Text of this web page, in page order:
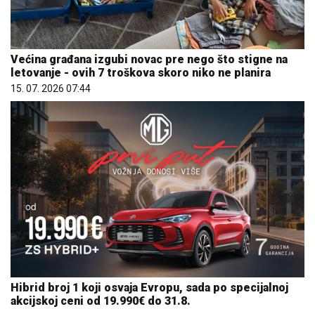
Većina građana izgubi novac pre nego što stigne na
letovanje - ovih 7 troškova skoro niko ne planira
15. 07. 2026 07:44
Hibrid broj 1 koji osvaja Evropu, sada po specijalnoj
akcijskoj ceni od 19.990€ do 31.8.